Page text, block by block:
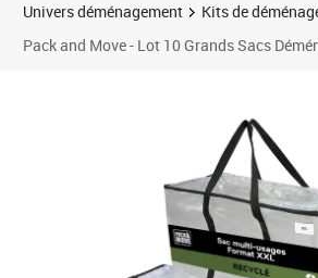
Univers déménagement
Kits de
Pack and Move - Lot 10 Grands Sacs